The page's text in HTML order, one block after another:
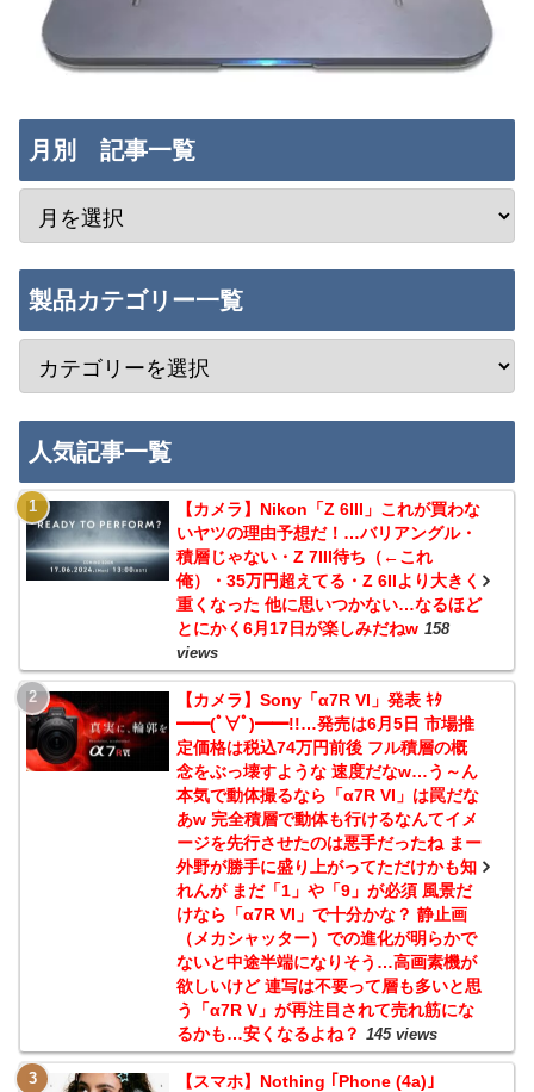
月別 記事一覧
製品カテゴリー一覧
人気記事一覧
【カメラ】Nikon「Z 6III」これが買わな
いヤツの理由予想だ！…バリアングル・
積層じゃない・Z 7III待ち（←これ
俺）・35万円超えてる・Z 6IIより大きく
重くなった 他に思いつかない…なるほど
とにかく6月17日が楽しみだねw 158
views
【カメラ】Sony「α7R VI」発表 ｷﾀ
━━(ﾟ∀ﾟ)━━!!…発売は6月5日 市場推
定価格は税込74万円前後 フル積層の概
念をぶっ壊すような 速度だなw…う～ん
本気で動体撮るなら「α7R VI」は罠だな
あw 完全積層で動体も行けるなんてイメ
ージを先行させたのは悪手だったね まー
外野が勝手に盛り上がってただけかも知
れんが まだ「1」や「9」が必須 風景だ
けなら「α7R VI」で十分かな？ 静止画
（メカシャッター）での進化が明らかで
ないと中途半端になりそう…高画素機が
欲しいけど 連写は不要って層も多いと思
う「α7R V」が再注目されて売れ筋にな
るかも…安くなるよね？ 145 views
【スマホ】Nothing ｢Phone (4a)｣